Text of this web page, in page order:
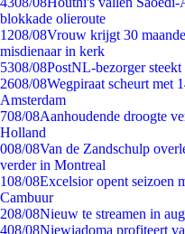
blokkade olieroute
1208/08Vrouw krijgt 30
misdienaar in kerk
5308/08PostNL-bezorger
2608/08Wegpiraat scheurt met
Amsterdam
708/08Aanhoudende droogte
Holland
008/08Van de Zandschulp
verder in Montreal
108/08Excelsior opent seizoen
Cambuur
208/08Nieuw te streamen in
408/08Niewiadoma profiteert